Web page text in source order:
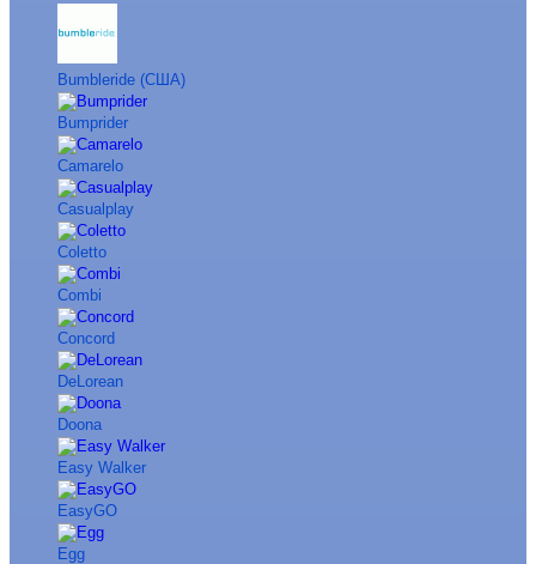
Bumbleride (США)
Bumprider
Camarelo
Casualplay
Coletto
Combi
Concord
DeLorean
Doona
Easy Walker
EasyGO
Egg